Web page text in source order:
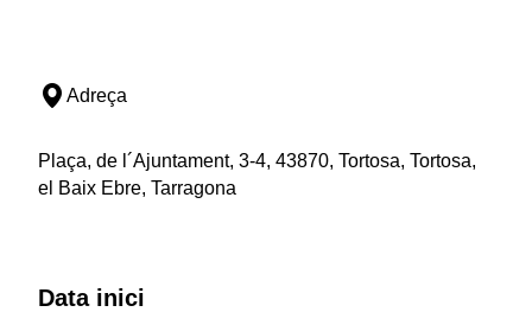
Adreça
Plaça, de l´Ajuntament, 3-4, 43870, Tortosa, Tortosa,
el Baix Ebre, Tarragona
Data inici